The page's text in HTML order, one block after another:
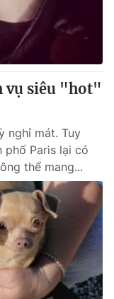
vụ siêu "hot"
nghỉ mát. Tuy
phố Paris lại có
thể mang...